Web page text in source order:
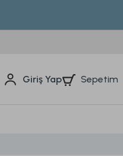
Giriş Yap Sepetim